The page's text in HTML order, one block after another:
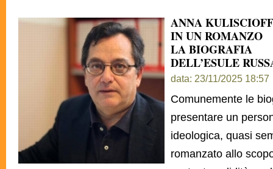
ANNA KULISCIOFF
IN UN ROMANZO
LA BIOGRAFIA
DELL’ESULE
data: 23/11/2025 18:57
Comunemente le
presentare un
ideologica, quasi
romanzato allo